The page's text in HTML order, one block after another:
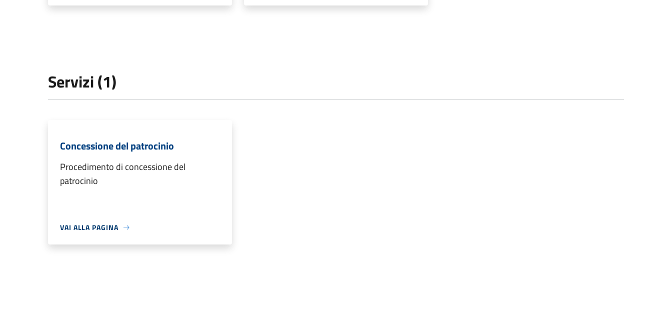
Servizi (1)
Concessione del patrocinio
Procedimento di concessione del
patrocinio
VAI ALLA PAGINA